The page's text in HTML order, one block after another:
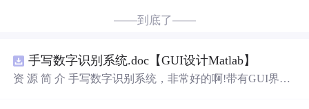
——到底了——
手写数字识别系统.doc【GUI设计Matlab】
资 源 简 介 手写数字识别系统，非常好的啊!带有GUI界